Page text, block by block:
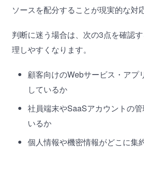
ソースを配分することが現実的な対
判断に迷う場合は、次の3点を確認
理しやすくなります。
顧客向けのWebサービス・アプ
しているか
社員端末やSaaSアカウントの
いるか
個人情報や機密情報がどこに集